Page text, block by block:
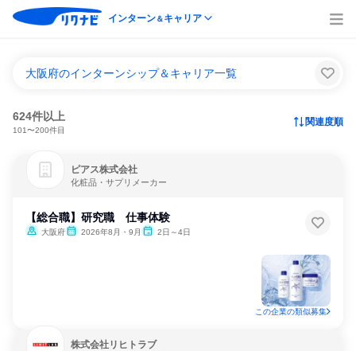
インターン＆キャリア
大阪府のインターンシップ＆キャリア一覧
624件以上
101〜200件目
関連度順
ピアス株式会社
化粧品・サプリメーカー
【総合職】研究職 仕事体験
大阪府 2026年8月・9月 2日～4日
この企業の類似募集
株式会社リヒトラブ